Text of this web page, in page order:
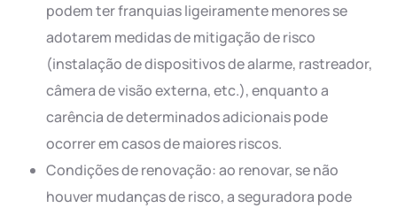
podem ter franquias ligeiramente menores se
adotarem medidas de mitigação de risco
(instalação de dispositivos de alarme, rastreador,
câmera de visão externa, etc.), enquanto a
carência de determinados adicionais pode
ocorrer em casos de maiores riscos.
Condições de renovação: ao renovar, se não
houver mudanças de risco, a seguradora pode